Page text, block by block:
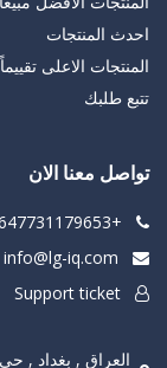
احدث المنتجات
المنتجات الاعلى تقييماً
تتبع طلبك
تواصل معنا الان
+9647731179653
العراق , بغداد ,